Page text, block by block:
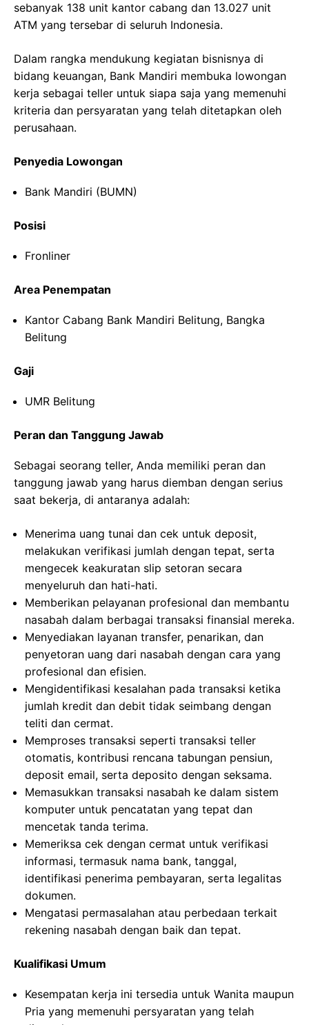
sebanyak 138 unit kantor cabang dan 13.027 unit
ATM yang tersebar di seluruh Indonesia.
Dalam rangka mendukung kegiatan bisnisnya di
bidang keuangan, Bank Mandiri membuka lowongan
kerja sebagai teller untuk siapa saja yang memenuhi
kriteria dan persyaratan yang telah ditetapkan oleh
perusahaan.
Penyedia Lowongan
Bank Mandiri (BUMN)
Posisi
Fronliner
Area Penempatan
Kantor Cabang Bank Mandiri Belitung, Bangka
Belitung
Gaji
UMR Belitung
Peran dan Tanggung Jawab
Sebagai seorang teller, Anda memiliki peran dan
tanggung jawab yang harus diemban dengan serius
saat bekerja, di antaranya adalah:
Menerima uang tunai dan cek untuk deposit,
melakukan verifikasi jumlah dengan tepat, serta
mengecek keakuratan slip setoran secara
menyeluruh dan hati-hati.
Memberikan pelayanan profesional dan membantu
nasabah dalam berbagai transaksi finansial mereka.
Menyediakan layanan transfer, penarikan, dan
penyetoran uang dari nasabah dengan cara yang
profesional dan efisien.
Mengidentifikasi kesalahan pada transaksi ketika
jumlah kredit dan debit tidak seimbang dengan
teliti dan cermat.
Memproses transaksi seperti transaksi teller
otomatis, kontribusi rencana tabungan pensiun,
deposit email, serta deposito dengan seksama.
Memasukkan transaksi nasabah ke dalam sistem
komputer untuk pencatatan yang tepat dan
mencetak tanda terima.
Memeriksa cek dengan cermat untuk verifikasi
informasi, termasuk nama bank, tanggal,
identifikasi penerima pembayaran, serta legalitas
dokumen.
Mengatasi permasalahan atau perbedaan terkait
rekening nasabah dengan baik dan tepat.
Kualifikasi Umum
Kesempatan kerja ini tersedia untuk Wanita maupun
Pria yang memenuhi persyaratan yang telah